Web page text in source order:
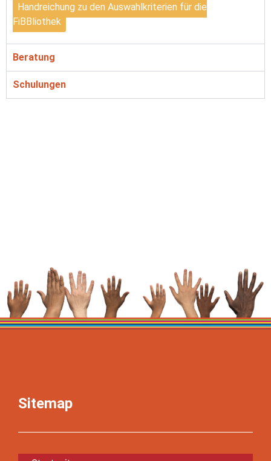
Handreichung zu den Auswahlkriterien für die
FiBBliothek
Beratung
Schulungen
Sitemap